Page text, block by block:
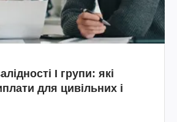
I групи: які
для цивільних і